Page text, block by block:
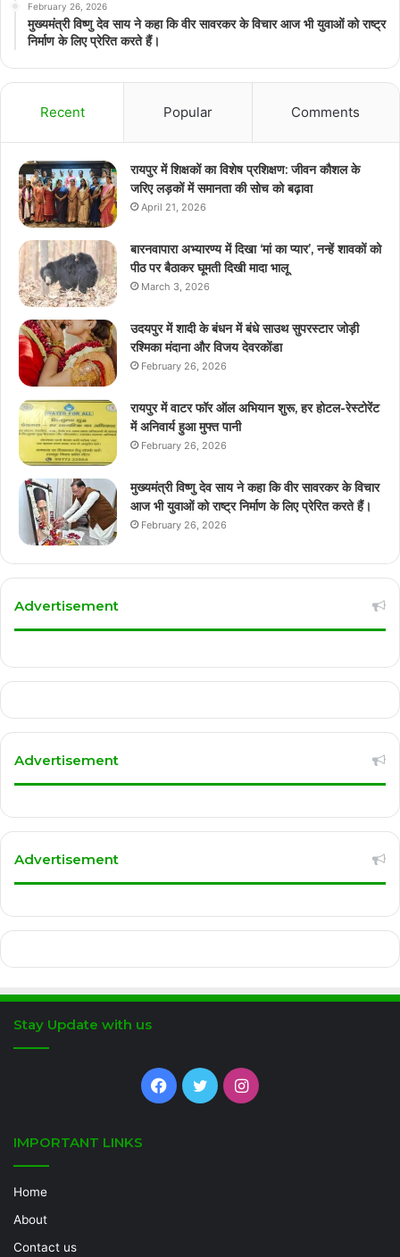
February 26, 2026
मुख्यमंत्री विष्णु देव साय ने कहा कि वीर सावरकर के विचार आज भी युवाओं को राष्ट्र
निर्माण के लिए प्रेरित करते हैं।
Recent Popular Comments
रायपुर में शिक्षकों का विशेष प्रशिक्षण: जीवन कौशल के
जरिए लड़कों में समानता की सोच को बढ़ावा
April 21, 2026
बारनवापारा अभ्यारण्य में दिखा ‘मां का प्यार’, नन्हें शावकों को
पीठ पर बैठाकर घूमती दिखी मादा भालू
March 3, 2026
उदयपुर में शादी के बंधन में बंधे साउथ सुपरस्टार जोड़ी
रश्मिका मंदाना और विजय देवरकोंडा
February 26, 2026
रायपुर में वाटर फॉर ऑल अभियान शुरू, हर होटल-रेस्टोरेंट
में अनिवार्य हुआ मुफ्त पानी
February 26, 2026
मुख्यमंत्री विष्णु देव साय ने कहा कि वीर सावरकर के विचार
आज भी युवाओं को राष्ट्र निर्माण के लिए प्रेरित करते हैं।
February 26, 2026
Advertisement
Advertisement
Advertisement
Stay Update with us
Facebook
TwitterInstagram
IMPORTANT LINKS
Home
About
Contact us